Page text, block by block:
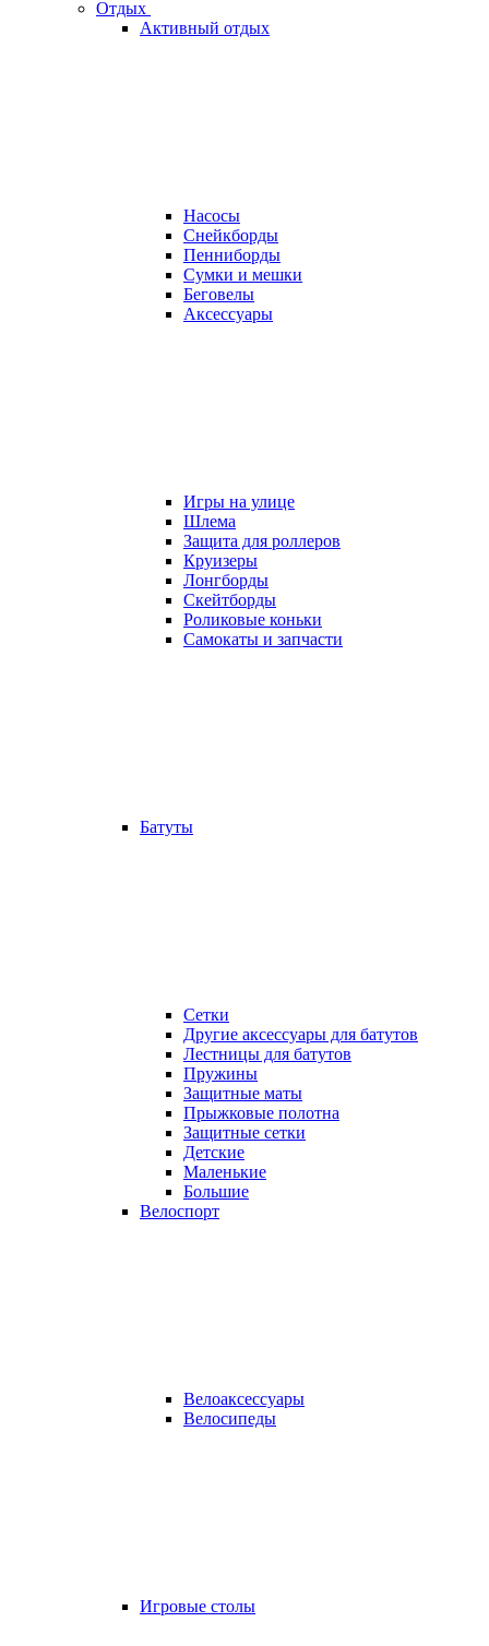
Отдых
Активный отдых
Насосы
Снейкборды
Пенниборды
Сумки и мешки
Беговелы
Аксессуары
Игры на улице
Шлема
Защита для роллеров
Круизеры
Лонгборды
Скейтборды
Роликовые коньки
Самокаты и запчасти
Батуты
Сетки
Другие аксессуары для батутов
Лестницы для батутов
Пружины
Защитные маты
Прыжковые полотна
Защитные сетки
Детские
Маленькие
Большие
Велоспорт
Велоаксессуары
Велосипеды
Игровые столы